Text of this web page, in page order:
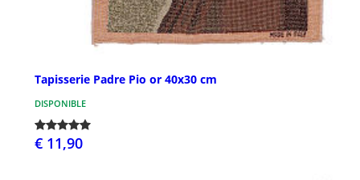
Tapisserie Padre Pio or 40x30 cm
DISPONIBLE
€ 11,90